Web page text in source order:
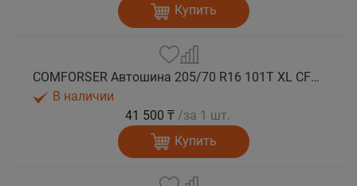
Купить
COMFORSER Автошина 205/70 R16 101T XL CF1100 RWL лето
В наличии
41 500 ₸ /за 1 шт.
Купить